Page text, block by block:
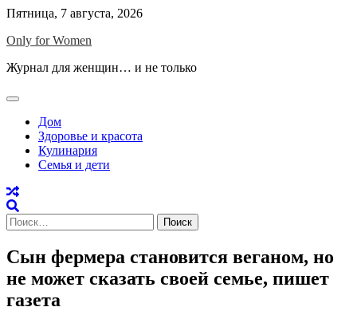
Skip
content
Пятница, 7 августа, 2026
Only for Women
Журнал для женщин… и не только
Дом
Здоровье и красота
Кулинария
Семья и дети
Найти:
Сын фермера становится веганом, но
не может сказать своей семье, пишет
газета